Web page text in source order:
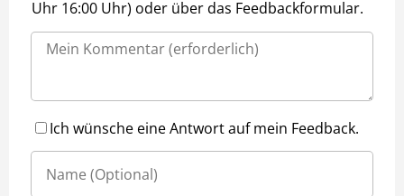
Uhr 16:00 Uhr) oder über das Feedbackformular.
Ich wünsche eine Antwort auf mein Feedback.